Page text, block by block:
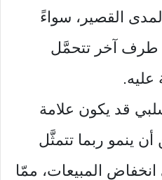
القصير، سواءً
طرف آخر تتحمَّل
عليه.
قد يكون علامة
ينمو ربما تتمثَّل
المبيعات، ممّا